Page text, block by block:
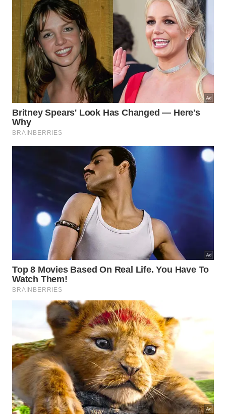
Ilha Grande, Brazil – Jan 27, 2024: Praia de Parnaioca,
Parnaioca Beach with crystal blue water and stones,
deserted tropical beach on Ilha Grande near the city of
Angra dos Reis, Brazil -
Rudolf Ernst/iStock
É um lugar especial para quem valoriza paz, silêncio
e um contato mais profundo com a natureza.